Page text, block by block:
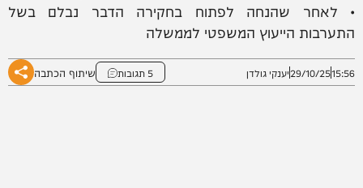
• לאחר שהנחה לפתוח בחקירה הדבר נבלם בשל
התערבות הייעוץ המשפטי לממשלה
15:56
29/10/25יענקי גולדן 5 תגובות שיתוף הכתבה